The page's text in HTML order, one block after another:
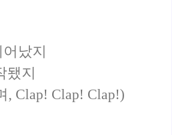
났지
됐지
, Clap! Clap! Clap!)